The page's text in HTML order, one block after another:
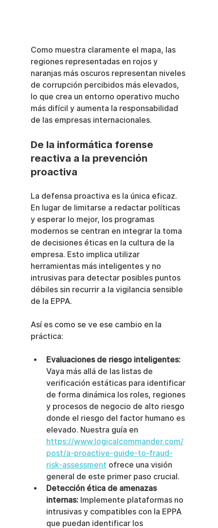
Como muestra claramente el mapa, las
regiones representadas en rojos y
naranjas más oscuros representan niveles
de corrupción percibidos más elevados,
lo que crea un entorno operativo mucho
más difícil y aumenta la responsabilidad
de las empresas internacionales.
De la informática forense
reactiva a la prevención
proactiva
La defensa proactiva es la única eficaz.
En lugar de limitarse a redactar políticas
y esperar lo mejor, los programas
modernos se centran en integrar la toma
de decisiones éticas en la cultura de la
empresa. Esto implica utilizar
herramientas más inteligentes y no
intrusivas para detectar posibles puntos
débiles sin recurrir a la vigilancia sensible
de la EPPA.
Así es como se ve ese cambio en la
práctica:
Evaluaciones de riesgo inteligentes:
Vaya más allá de las listas de
verificación estáticas para identificar
de forma dinámica los roles, regiones
y procesos de negocio de alto riesgo
donde el riesgo del factor humano es
elevado. Nuestra guía en
https://www.logicalcommander.com/
post/a-proactive-guide-to-fraud-
risk-assessment ofrece una visión
general de este primer paso crucial.
Detección ética de amenazas
internas: Implemente plataformas no
intrusivas y compatibles con la EPPA
que puedan identificar los